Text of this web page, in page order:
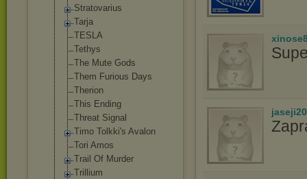
Stratovarius
Tarja
TESLA
Tethys
The Mute Gods
Them Furious Days
Therion
This Ending
Threat Signal
Timo Tolkki's Avalon
Tori Amos
Trail Of Murder
Trillium